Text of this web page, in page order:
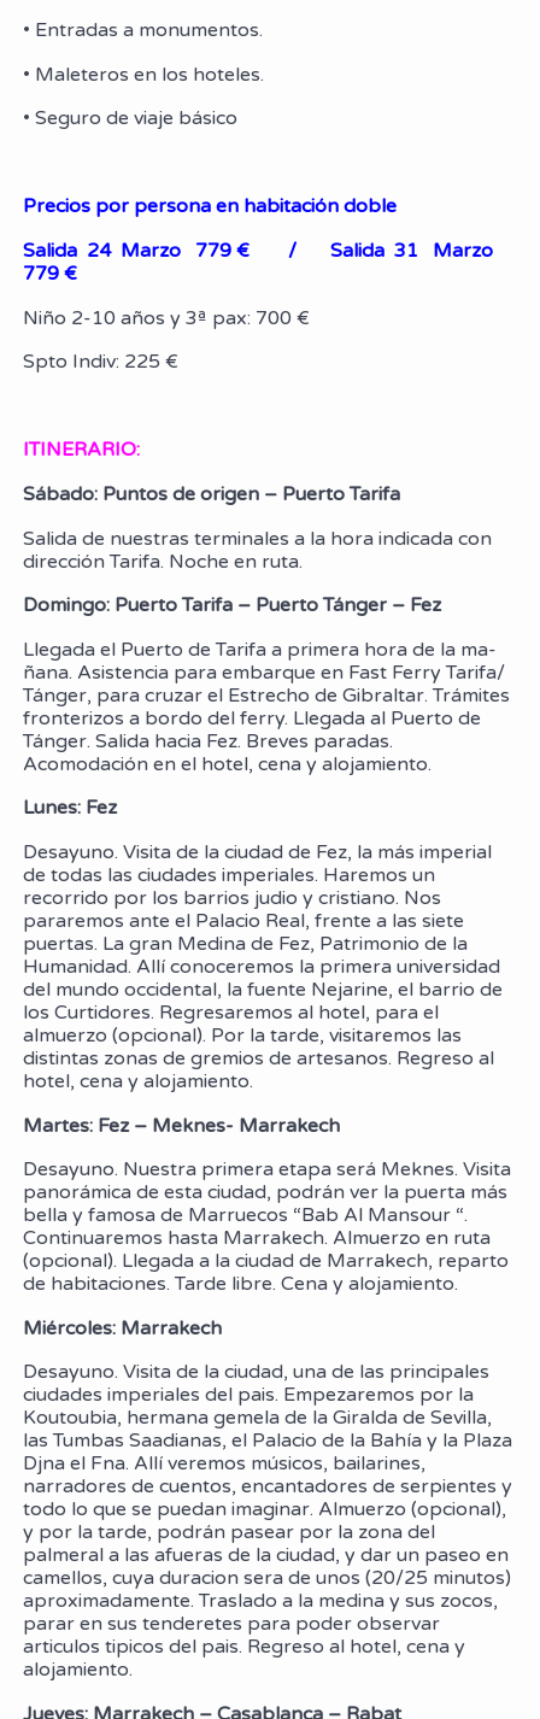
• Entradas a monumentos.
• Maleteros en los hoteles.
• Seguro de viaje básico
Precios por persona en habitación doble
Salida 24 Marzo 779 € / Salida 31 Marzo
779 €
Niño 2-10 años y 3ª pax: 700 €
Spto Indiv: 225 €
ITINERARIO:
Sábado: Puntos de origen – Puerto Tarifa
Salida de nuestras terminales a la hora indicada con
dirección Tarifa. Noche en ruta.
Domingo: Puerto Tarifa – Puerto Tánger – Fez
Llegada el Puerto de Tarifa a primera hora de la ma-
ñana. Asistencia para embarque en Fast Ferry Tarifa/
Tánger, para cruzar el Estrecho de Gibraltar. Trámites
fronterizos a bordo del ferry. Llegada al Puerto de
Tánger. Salida hacia Fez. Breves paradas.
Acomodación en el hotel, cena y alojamiento.
Lunes: Fez
Desayuno. Visita de la ciudad de Fez, la más imperial
de todas las ciudades imperiales. Haremos un
recorrido por los barrios judio y cristiano. Nos
pararemos ante el Palacio Real, frente a las siete
puertas. La gran Medina de Fez, Patrimonio de la
Humanidad. Allí conoceremos la primera universidad
del mundo occidental, la fuente Nejarine, el barrio de
los Curtidores. Regresaremos al hotel, para el
almuerzo (opcional). Por la tarde, visitaremos las
distintas zonas de gremios de artesanos. Regreso al
hotel, cena y alojamiento.
Martes: Fez – Meknes- Marrakech
Desayuno. Nuestra primera etapa será Meknes. Visita
panorámica de esta ciudad, podrán ver la puerta más
bella y famosa de Marruecos “Bab Al Mansour “.
Continuaremos hasta Marrakech. Almuerzo en ruta
(opcional). Llegada a la ciudad de Marrakech, reparto
de habitaciones. Tarde libre. Cena y alojamiento.
Miércoles: Marrakech
Desayuno. Visita de la ciudad, una de las principales
ciudades imperiales del pais. Empezaremos por la
Koutoubia, hermana gemela de la Giralda de Sevilla,
las Tumbas Saadianas, el Palacio de la Bahía y la Plaza
Djna el Fna. Allí veremos músicos, bailarines,
narradores de cuentos, encantadores de serpientes y
todo lo que se puedan imaginar. Almuerzo (opcional),
y por la tarde, podrán pasear por la zona del
palmeral a las afueras de la ciudad, y dar un paseo en
camellos, cuya duracion sera de unos (20/25 minutos)
aproximadamente. Traslado a la medina y sus zocos,
parar en sus tenderetes para poder observar
articulos tipicos del pais. Regreso al hotel, cena y
alojamiento.
Jueves: Marrakech – Casablanca – Rabat